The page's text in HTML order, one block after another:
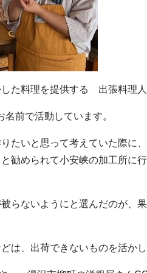
た料理を提供する 出張料理人
前で活動しています。
たいと思って考えていた際に
勧められて小安峡の加工所に
らないようにと選んだのが、
は、出荷できないものを活かし